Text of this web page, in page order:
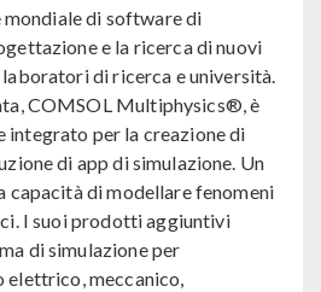
di software di
e la ricerca di nuovi
di ricerca e università.
COMSOL Multiphysics®, è
integrato per la creazione di
di app di simulazione. Un
capacità di modellare fenomeni
I suoi prodotti aggiuntivi
di simulazione per
elettrico, meccanico,